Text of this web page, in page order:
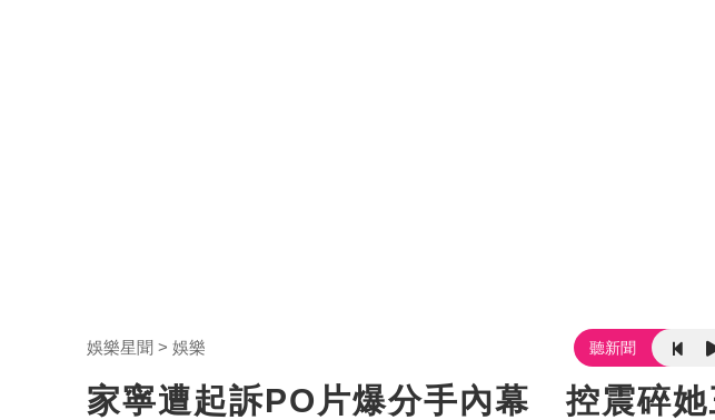
娛樂星聞 娛樂 聽新聞
家寧遭起訴PO片爆分手內幕 控震碎她